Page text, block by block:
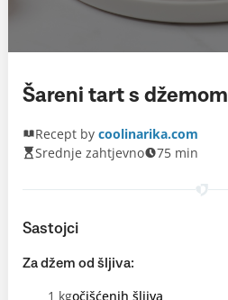
Šareni tart s džemom
Recept by coolinarika.com
Srednje zahtjevno
75 min
Sastojci
Za džem od šljiva:
1 kgočišćenih šljiva